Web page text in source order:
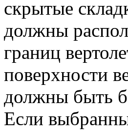
скрытые
должны
границ
поверхности
должны быть
Если